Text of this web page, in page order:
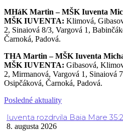
MHáK Martin – MŠK Iuventa
MŠK IUVENTA: Klimová,
2, Sinaiová 8/3, Vargová 1,
Čarnoká, Padová.
THA Martin – MŠK Iuventa
MŠK IUVENTA: Gibasová,
2, Mirmanová, Vargová 1, Sinaiová
Osipčáková, Čarnoká, Padová.
Posledné aktuality
Iuventa rozdrvila Baia Mare
8. augusta 2026